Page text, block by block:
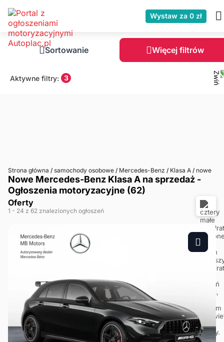
Wystaw za 0 zł
Sortowanie Więcej filtrów
Aktywne filtry: 3
Strona główna / samochody osobowe / Mercedes-Benz / Klasa A / nowe
Nowe Mercedes-Benz Klasa A na sprzedaż -
Ogłoszenia motoryzacyjne (62)
Oferty
1 - 24 z 62 znalezionych ogłoszeń